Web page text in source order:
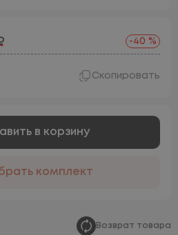
-40 %
Скопировать
в корзину
комплект
Возврат товара